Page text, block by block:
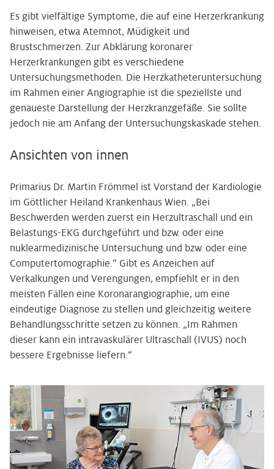
Es gibt vielfältige Symptome, die auf eine Herzerkrankung
hinweisen, etwa Atemnot, Müdigkeit und
Brustschmerzen. Zur Abklärung koronarer
Herzerkrankungen gibt es verschiedene
Untersuchungsmethoden. Die Herzkatheteruntersuchung
im Rahmen einer Angiographie ist die speziellste und
genaueste Darstellung der Herzkranzgefäße. Sie sollte
jedoch nie am Anfang der Untersuchungskaskade stehen.
Ansichten von innen
Primarius Dr. Martin Frömmel ist Vorstand der Kardiologie
im Göttlicher Heiland Krankenhaus Wien. „Bei
Beschwerden werden zuerst ein Herzultraschall und ein
Belastungs-EKG durchgeführt und bzw. oder eine
nuklearmedizinische Untersuchung und bzw. oder eine
Computertomographie.“ Gibt es Anzeichen auf
Verkalkungen und Verengungen, empfiehlt er in den
meisten Fällen eine Koronarangiographie, um eine
eindeutige Diagnose zu stellen und gleichzeitig weitere
Behandlungsschritte setzen zu können. „Im Rahmen
dieser kann ein intravaskulärer Ultraschall (IVUS) noch
bessere Ergebnisse liefern.“